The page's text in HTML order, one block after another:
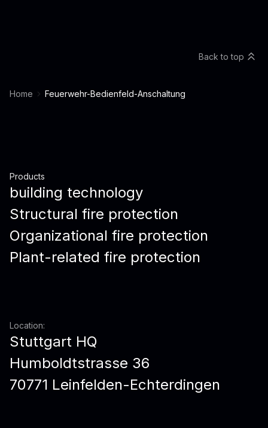
Home Feuerwehr-Bedienfeld-Anschaltung
Back to top
Products
building technology
Structural fire protection
Organizational fire protection
Plant-related fire protection
Location:
Stuttgart HQ
Humboldtstrasse 36
70771 Leinfelden-Echterdingen